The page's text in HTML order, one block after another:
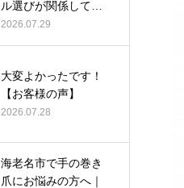
ル選びが関係してい
るかも？
2026.07.29
大変よかったです！
【お客様の声】
2026.07.28
海老名市で手の巻き
爪にお悩みの方へ｜